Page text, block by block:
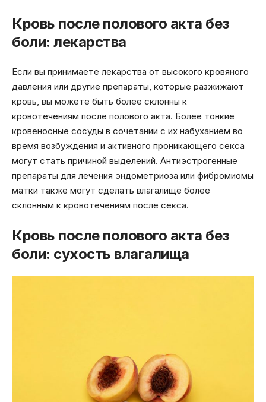
Кровь после полового акта без
боли: лекарства
Если вы принимаете лекарства от высокого кровяного
давления или другие препараты, которые разжижают
кровь, вы можете быть более склонны к
кровотечениям после полового акта. Более тонкие
кровеносные сосуды в сочетании с их набуханием во
время возбуждения и активного проникающего секса
могут стать причиной выделений. Антиэстрогенные
препараты для лечения эндометриоза или фибромиомы
матки также могут сделать влагалище более
склонным к кровотечениям после секса.
Кровь после полового акта без
боли: сухость влагалища